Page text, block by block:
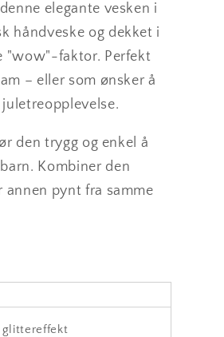
elegante vesken i
håndveske og dekket i
"wow"-faktor. Perfekt
– eller som ønsker å
den trygg og enkel å
Kombiner den
annen pynt fra samme
glittereffekt